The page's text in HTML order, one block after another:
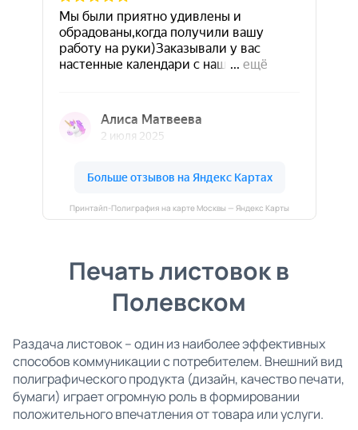
Принтайп-Полиграфия на карте Москвы — Яндекс Карты
Печать листовок в
Полевском
Раздача листовок – один из наиболее эффективных
способов коммуникации с потребителем. Внешний вид
полиграфического продукта (дизайн, качество печати,
бумаги) играет огромную роль в формировании
положительного впечатления от товара или услуги.